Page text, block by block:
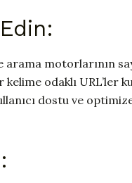
arama motorlarının
kelime odaklı URL’ler
dostu ve